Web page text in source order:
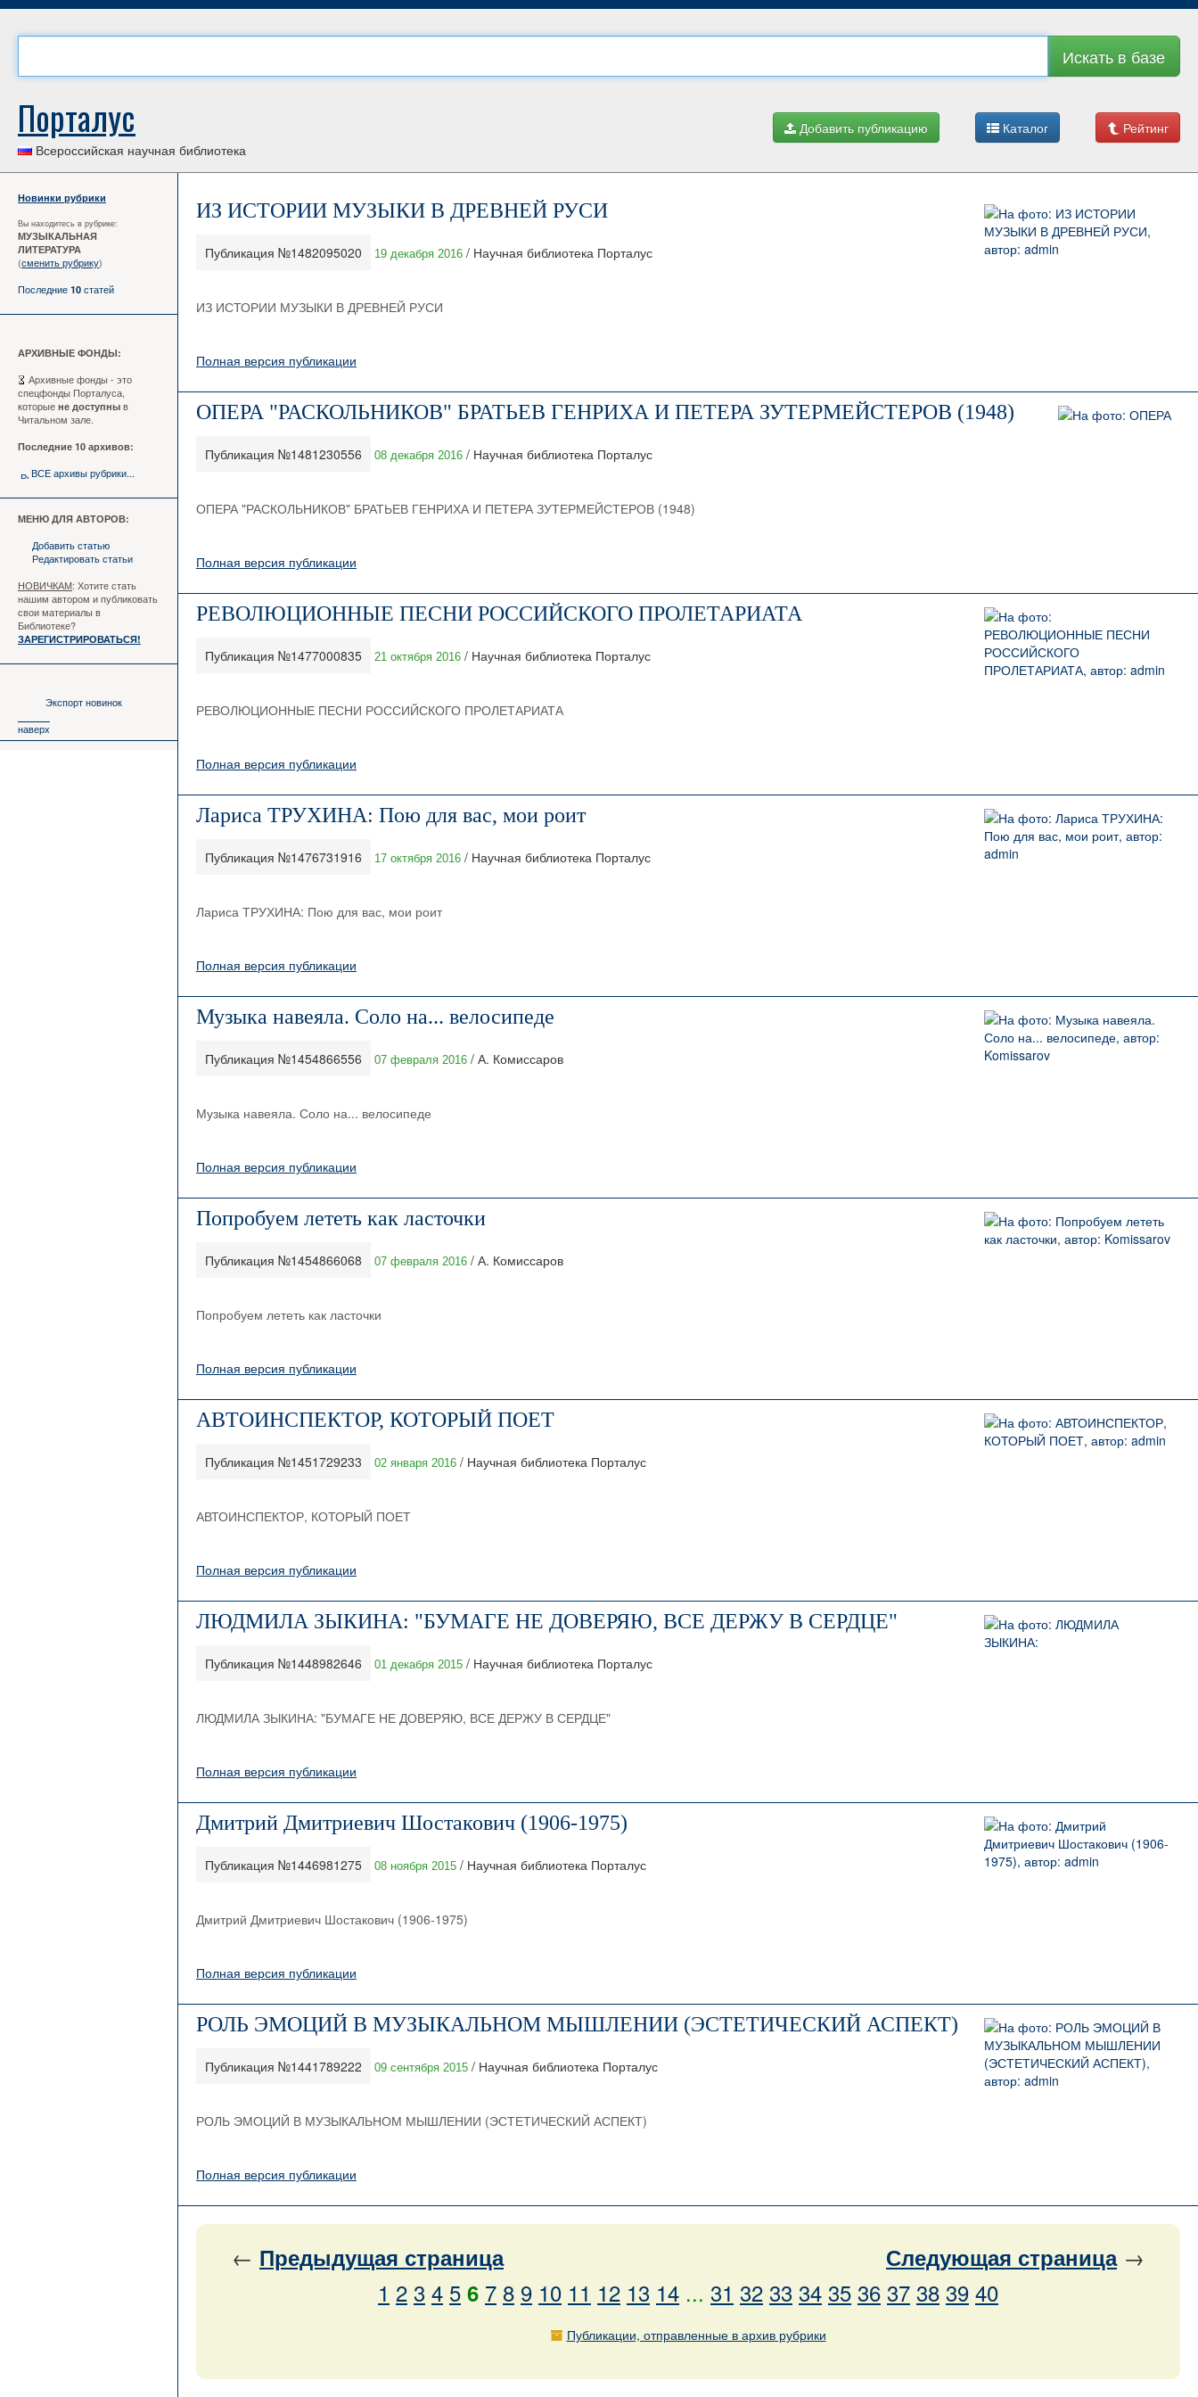
Искать в базе
Рейтинг
Каталог
Добавить публикацию
Порталус
Всероссийская научная библиотека
Новинки рубрики
Вы находитесь в рубрике:
МУЗЫКАЛЬНАЯ
ЛИТЕРАТУРА
(сменить рубрику)
Последние 10 статей
АРХИВНЫЕ ФОНДЫ:
Архивные фонды - это
спецфонды Порталуса,
которые не доступны в
Читальном зале.
Последние 10 архивов:
ВСЕ архивы рубрики...
МЕНЮ ДЛЯ АВТОРОВ:
Добавить статью
Редактировать статьи
НОВИЧКАМ: Хотите стать
нашим автором и публиковать
свои материалы в
Библиотеке?
ЗАРЕГИСТРИРОВАТЬСЯ!
Экспорт новинок
наверх
ИЗ ИСТОРИИ МУЗЫКИ В ДРЕВНЕЙ РУСИ
Публикация №1482095020 19 декабря 2016 / Научная библиотека Порталус
ИЗ ИСТОРИИ МУЗЫКИ В ДРЕВНЕЙ РУСИ
Полная версия публикации
ОПЕРА "РАСКОЛЬНИКОВ" БРАТЬЕВ ГЕНРИХА И ПЕТЕРА ЗУТЕРМЕЙСТЕРОВ (1948)
Публикация №1481230556 08 декабря 2016 / Научная библиотека Порталус
ОПЕРА "РАСКОЛЬНИКОВ" БРАТЬЕВ ГЕНРИХА И ПЕТЕРА ЗУТЕРМЕЙСТЕРОВ (1948)
Полная версия публикации
РЕВОЛЮЦИОННЫЕ ПЕСНИ РОССИЙСКОГО ПРОЛЕТАРИАТА
Публикация №1477000835 21 октября 2016 / Научная библиотека Порталус
РЕВОЛЮЦИОННЫЕ ПЕСНИ РОССИЙСКОГО ПРОЛЕТАРИАТА
Полная версия публикации
Лариса ТРУХИНА: Пою для вас, мои роит
Публикация №1476731916 17 октября 2016 / Научная библиотека Порталус
Лариса ТРУХИНА: Пою для вас, мои роит
Полная версия публикации
Музыка навеяла. Соло на... велосипеде
Публикация №1454866556 07 февраля 2016 / А. Комиссаров
Музыка навеяла. Соло на... велосипеде
Полная версия публикации
Попробуем лететь как ласточки
Публикация №1454866068 07 февраля 2016 / А. Комиссаров
Попробуем лететь как ласточки
Полная версия публикации
АВТОИНСПЕКТОР, КОТОРЫЙ ПОЕТ
Публикация №1451729233 02 января 2016 / Научная библиотека Порталус
АВТОИНСПЕКТОР, КОТОРЫЙ ПОЕТ
Полная версия публикации
ЛЮДМИЛА ЗЫКИНА: "БУМАГЕ НЕ ДОВЕРЯЮ, ВСЕ ДЕРЖУ В СЕРДЦЕ"
Публикация №1448982646 01 декабря 2015 / Научная библиотека Порталус
ЛЮДМИЛА ЗЫКИНА: "БУМАГЕ НЕ ДОВЕРЯЮ, ВСЕ ДЕРЖУ В СЕРДЦЕ"
Полная версия публикации
Дмитрий Дмитриевич Шостакович (1906-1975)
Публикация №1446981275 08 ноября 2015 / Научная библиотека Порталус
Дмитрий Дмитриевич Шостакович (1906-1975)
Полная версия публикации
РОЛЬ ЭМОЦИЙ В МУЗЫКАЛЬНОМ МЫШЛЕНИИ (ЭСТЕТИЧЕСКИЙ АСПЕКТ)
Публикация №1441789222 09 сентября 2015 / Научная библиотека Порталус
РОЛЬ ЭМОЦИЙ В МУЗЫКАЛЬНОМ МЫШЛЕНИИ (ЭСТЕТИЧЕСКИЙ АСПЕКТ)
Полная версия публикации
← Предыдущая страница Следующая страница→
1 2 3 4 5 6 7 8 9 10 11 12 13 14 ... 31 32 33 34 35 36 37 38 39 40
Публикации, отправленные в архив рубрики